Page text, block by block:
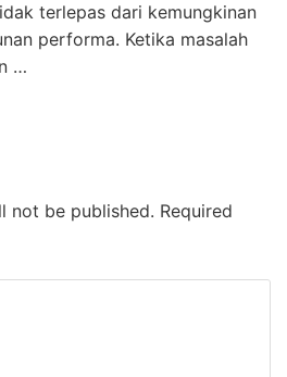
terlepas dari kemungkinan
performa. Ketika masalah
…
not be published. Required